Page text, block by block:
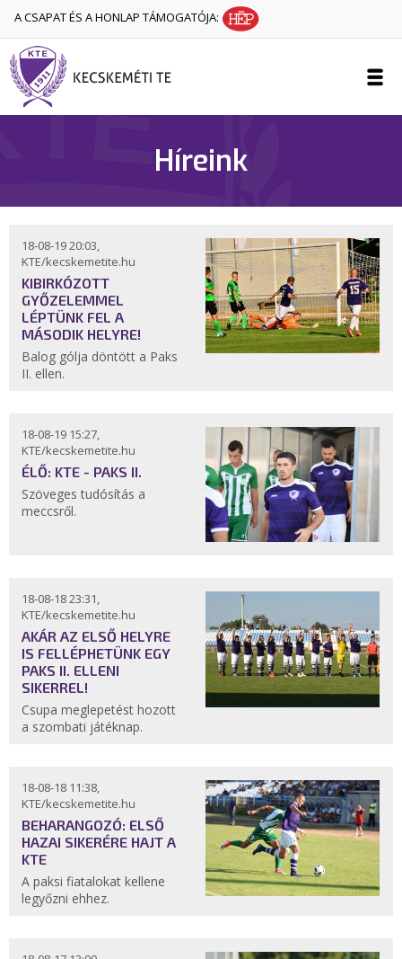
A CSAPAT ÉS A HONLAP TÁMOGATÓJA:
Híreink
18-08-19 20:03,
KTE/kecskemetite.hu
KIBIRKÓZOTT
GYŐZELEMMEL
LÉPTÜNK FEL A
MÁSODIK HELYRE!
Balog gólja döntött a Paks
II. ellen.
18-08-19 15:27,
KTE/kecskemetite.hu
ÉLŐ: KTE - PAKS II.
Szöveges tudósítás a
meccsről.
18-08-18 23:31,
KTE/kecskemetite.hu
AKÁR AZ ELSŐ HELYRE
IS FELLÉPHETÜNK EGY
PAKS II. ELLENI
SIKERREL!
Csupa meglepetést hozott
a szombati játéknap.
18-08-18 11:38,
KTE/kecskemetite.hu
BEHARANGOZÓ: ELSŐ
HAZAI SIKERÉRE HAJT A
KTE
A paksi fiatalokat kellene
legyőzni ehhez.